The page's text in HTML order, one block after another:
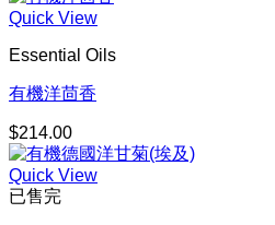
Quick View
Essential Oils
有機洋茴香
$214.00
Quick View
已售完